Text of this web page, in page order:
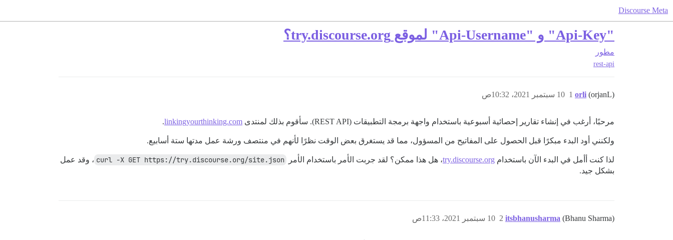
Discourse Meta
"Api-Key" و "Api-Username" لموقع try.discourse.org؟
مطور
rest-api
orli (orjanL) 10 سبتمبر 2021، 10:32ص 1
مرحبًا، أرغب في إنشاء تقارير إحصائية أسبوعية باستخدام واجهة برمجة التطبيقات (REST API). سأقوم بذلك لمنتدى linkingyourthinking.com
.
ولكنني أود البدء مبكرًا قبل الحصول على المفاتيح من المسؤول، مما قد يستغرق بعض الوقت نظرًا لأنهم في منتصف ورشة عمل مدتها ستة أسابيع.
لذا كنت أأمل في البدء الآن باستخدام try.discourse.org، هل هذا ممكن؟ لقد جربت الأمر باستخدام الأمر curl -X GET https://try.discourse.org/site.json ، وقد عمل
بشكل جيد.
itsbhanusharma (Bhanu Sharma) 10 سبتمبر 2021، 11:33ص 2